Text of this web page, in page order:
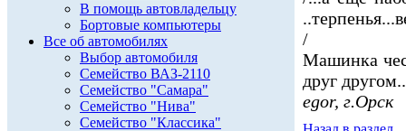
В помощь автовладельцу
Бортовые компьютеры
Все об автомобилях
Выбор автомобиля
Семейство ВАЗ-2110
Семейство "Самара"
Семейство "Нива"
Семейство "Классика"
/
Машинка
друг
egor, г.Орск